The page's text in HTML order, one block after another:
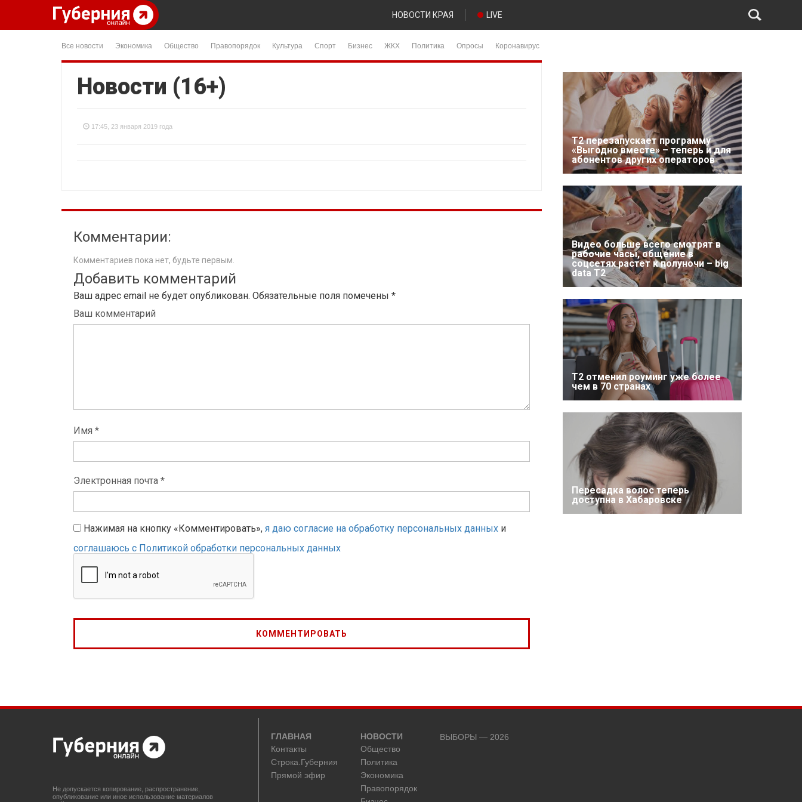
НОВОСТИ КРАЯ LIVE
Все новости Экономика Общество Правопорядок Культура Спорт Бизнес ЖКХ Политика Опросы Коронавирус
Новости (16+)
17:45, 23 января 2019 года
Комментарии:
Комментариев пока нет, будьте первым.
Добавить комментарий
Ваш адрес email не будет опубликован. Обязательные поля помечены *
Ваш комментарий
Имя *
Электронная почта *
Нажимая на кнопку «Комментировать», я даю согласие на обработку персональных данных и
соглашаюсь с Политикой обработки персональных данных
Т2 перезапускает программу
«Выгодно вместе» – теперь и для
абонентов других операторов
Видео больше всего смотрят в
рабочие часы, общение в
соцсетях растет к полуночи – big
data T2
Т2 отменил роуминг уже более
чем в 70 странах
Пересадка волос теперь
доступна в Хабаровске
Не допускается копирование, распространение,
опубликование или иное использование материалов
ГЛАВНАЯ
Контакты
Строка.Губерния
Прямой эфир
НОВОСТИ
Общество
Политика
Экономика
Правопорядок
ВЫБОРЫ — 2026